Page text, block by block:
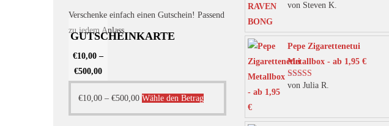
Verschenke einfach einen Gutschein! Passend
zu jedem Anlass.
GUTSCHEINKARTE
€10,00 –
€500,00
€10,00 – €500,00 Wähle den BetragDieses
Produkt
Bewertet mit
von Steven K.
Pepe Zigarettenetui
Metallbox - ab 1,95 €
Bewertet mit
von Julia R.